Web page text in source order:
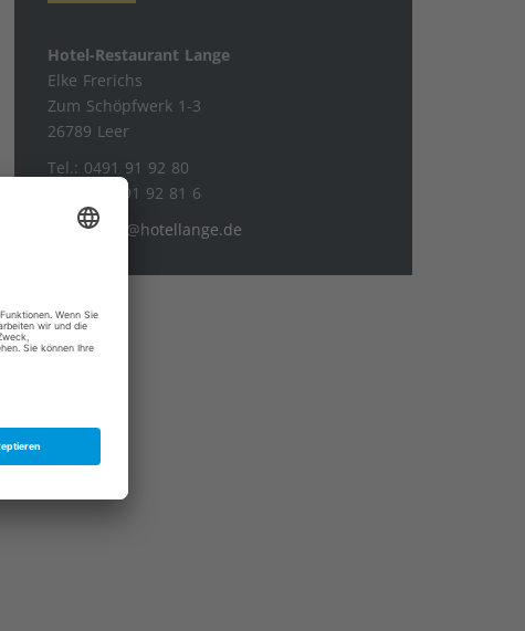
Hotel-Restaurant Lange
Elke Frerichs
Zum Schöpfwerk 1-3
26789 Leer
Tel.: 0491 91 92 80
Fax: 0491 91 92 81 6
hotellange@hotellange.de